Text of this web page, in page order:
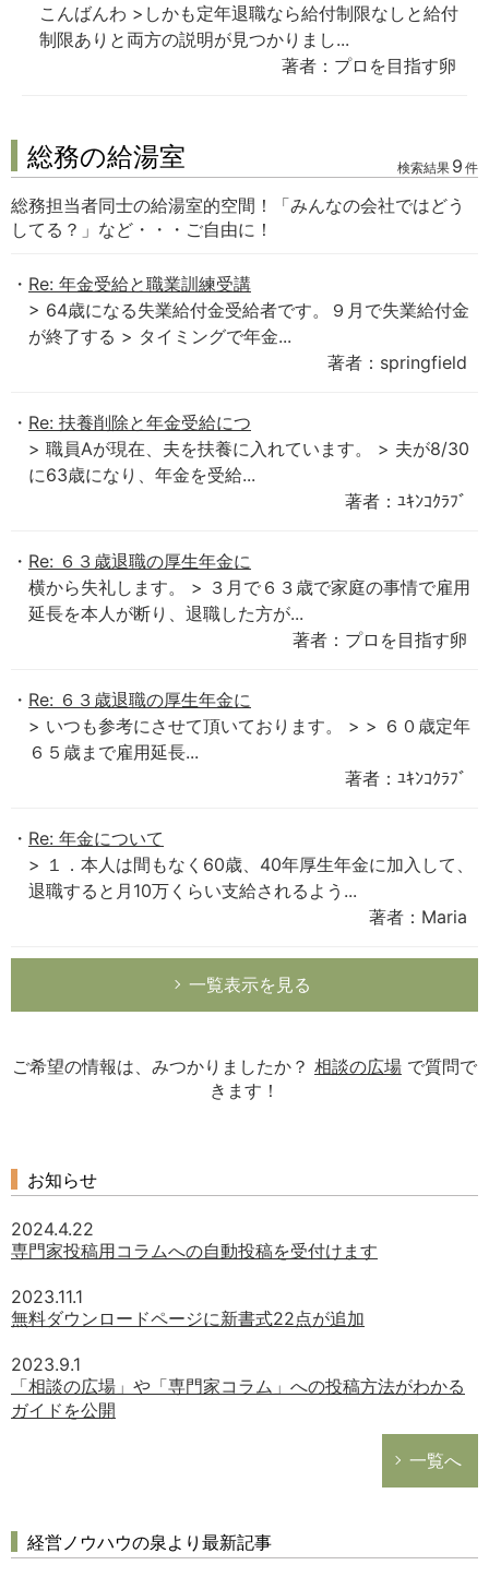
こんばんわ >しかも定年退職なら給付制限なしと給付
制限ありと両方の説明が見つかりまし...
著者：プロを目指す卵
総務の給湯室 検索結果 9 件
総務担当者同士の給湯室的空間！「みんなの会社ではどう
してる？」など・・・ご自由に！
Re: 年金受給と職業訓練受講
> 64歳になる失業給付金受給者です。９月で失業給付金
が終了する > タイミングで年金...
著者：springfield
Re: 扶養削除と年金受給につ
> 職員Aが現在、夫を扶養に入れています。 > 夫が8/30
に63歳になり、年金を受給...
著者：ﾕｷﾝｺｸﾗﾌﾞ
Re: ６３歳退職の厚生年金に
横から失礼します。 > ３月で６３歳で家庭の事情で雇用
延長を本人が断り、退職した方が...
著者：プロを目指す卵
Re: ６３歳退職の厚生年金に
> いつも参考にさせて頂いております。 > > ６０歳定年
６５歳まで雇用延長...
著者：ﾕｷﾝｺｸﾗﾌﾞ
Re: 年金について
> １．本人は間もなく60歳、40年厚生年金に加入して、
退職すると月10万くらい支給されるよう...
著者：Maria
一覧表示を見る
ご希望の情報は、みつかりましたか？ 相談の広場 で質問で
きます！
お知らせ
2024.4.22
専門家投稿用コラムへの自動投稿を受付けます
2023.11.1
無料ダウンロードページに新書式22点が追加
2023.9.1
「相談の広場」や「専門家コラム」への投稿方法がわかる
ガイドを公開
一覧へ
経営ノウハウの泉より最新記事